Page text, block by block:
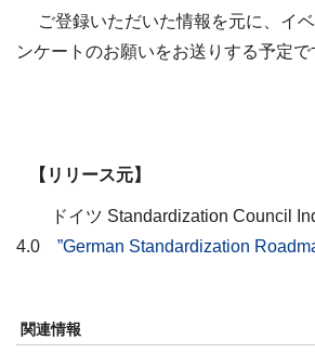
ご登録いただいた情報を元に、イ
ンケートのお願いをお送りする予定で
【リリース元】
ドイツ Standardization Council
4.0 ”German Standardization
関連情報